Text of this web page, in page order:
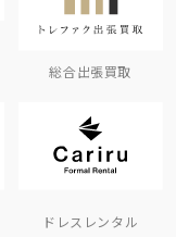
総合出張買取
ドレスレンタル